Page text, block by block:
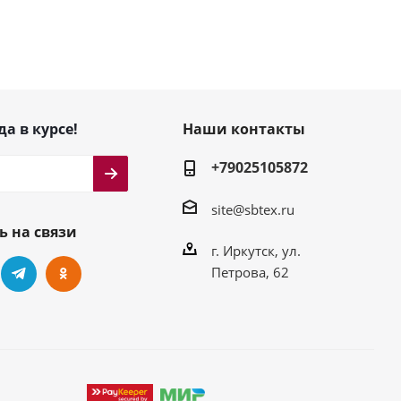
в курсе!
на связи
Наши контакты
+79025105872
site@sbtex.ru
г. Иркутск, ул.
Петрова, 62